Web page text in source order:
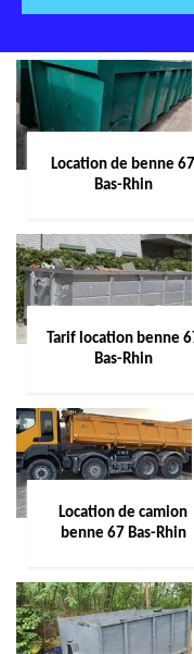
Location de benne 67
Bas-Rhin
Tarif location benne
Bas-Rhin
Location de camion
benne 67 Bas-Rhin